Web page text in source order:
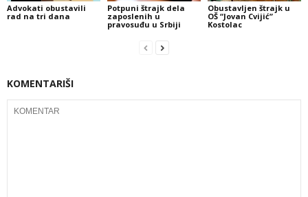
Advokati obustavili
rad na tri dana
Potpuni štrajk dela
zaposlenih u
pravosuđu u Srbiji
Obustavljen štrajk u
OŠ “Jovan Cvijić”
Kostolac
KOMENTARIŠI